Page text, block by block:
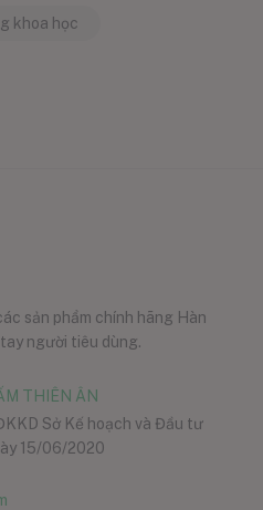
khoa học
sản phẩm chính hãng Hàn
người tiêu dùng.
THIÊN ÂN
Sở Kế hoạch và Đầu tư
15/06/2020